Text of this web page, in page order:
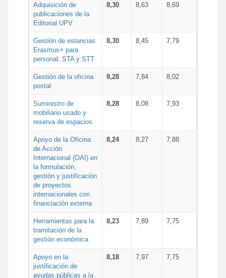
Adquisición de
publicaciones de la
Editorial UPV
8,30 8,63 8,69
Gestión de estancias
Erasmus+ para
personal: STA y STT
8,30 8,45 7,79
Gestión de la oficina
postal
8,28 7,84 8,02
Suministro de
mobiliario usado y
reserva de espacios
8,28 8,08 7,93
Apoyo de la Oficina
de Acción
Internacional (OAI) en
la formulación,
gestión y justificación
de proyectos
internacionales con
financiación externa
8,24 8,27 7,88
Herramientas para la
tramitación de la
gestión económica
8,23 7,89 7,75
Apoyo en la
justificación de
ayudas públicas a la
8,18 7,97 7,75